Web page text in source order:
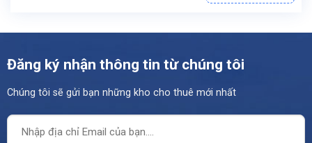
Đăng ký nhận thông tin từ chúng tôi
Chúng tôi sẽ gửi bạn những kho cho thuê mới nhất